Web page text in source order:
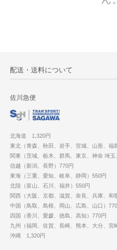
配送・送料について
佐川急便
北海道 1,320円
東北（青森、秋田、岩手、宮城、山形、福
関東（茨城、栃木、群馬、東京、神奈 埼
信越（新潟、長野）770円
東海（三重、愛知、岐阜、静岡）550円
北陸（富山、石川、福井）550円
関西（大阪、京都、滋賀、奈良、兵庫、和
中国（鳥取、島根、岡山、広島、山口）
四国（香川、愛媛、徳島、高知）770円
九州（福岡、佐賀、長崎、熊本、大分、宮
沖縄 1,320円